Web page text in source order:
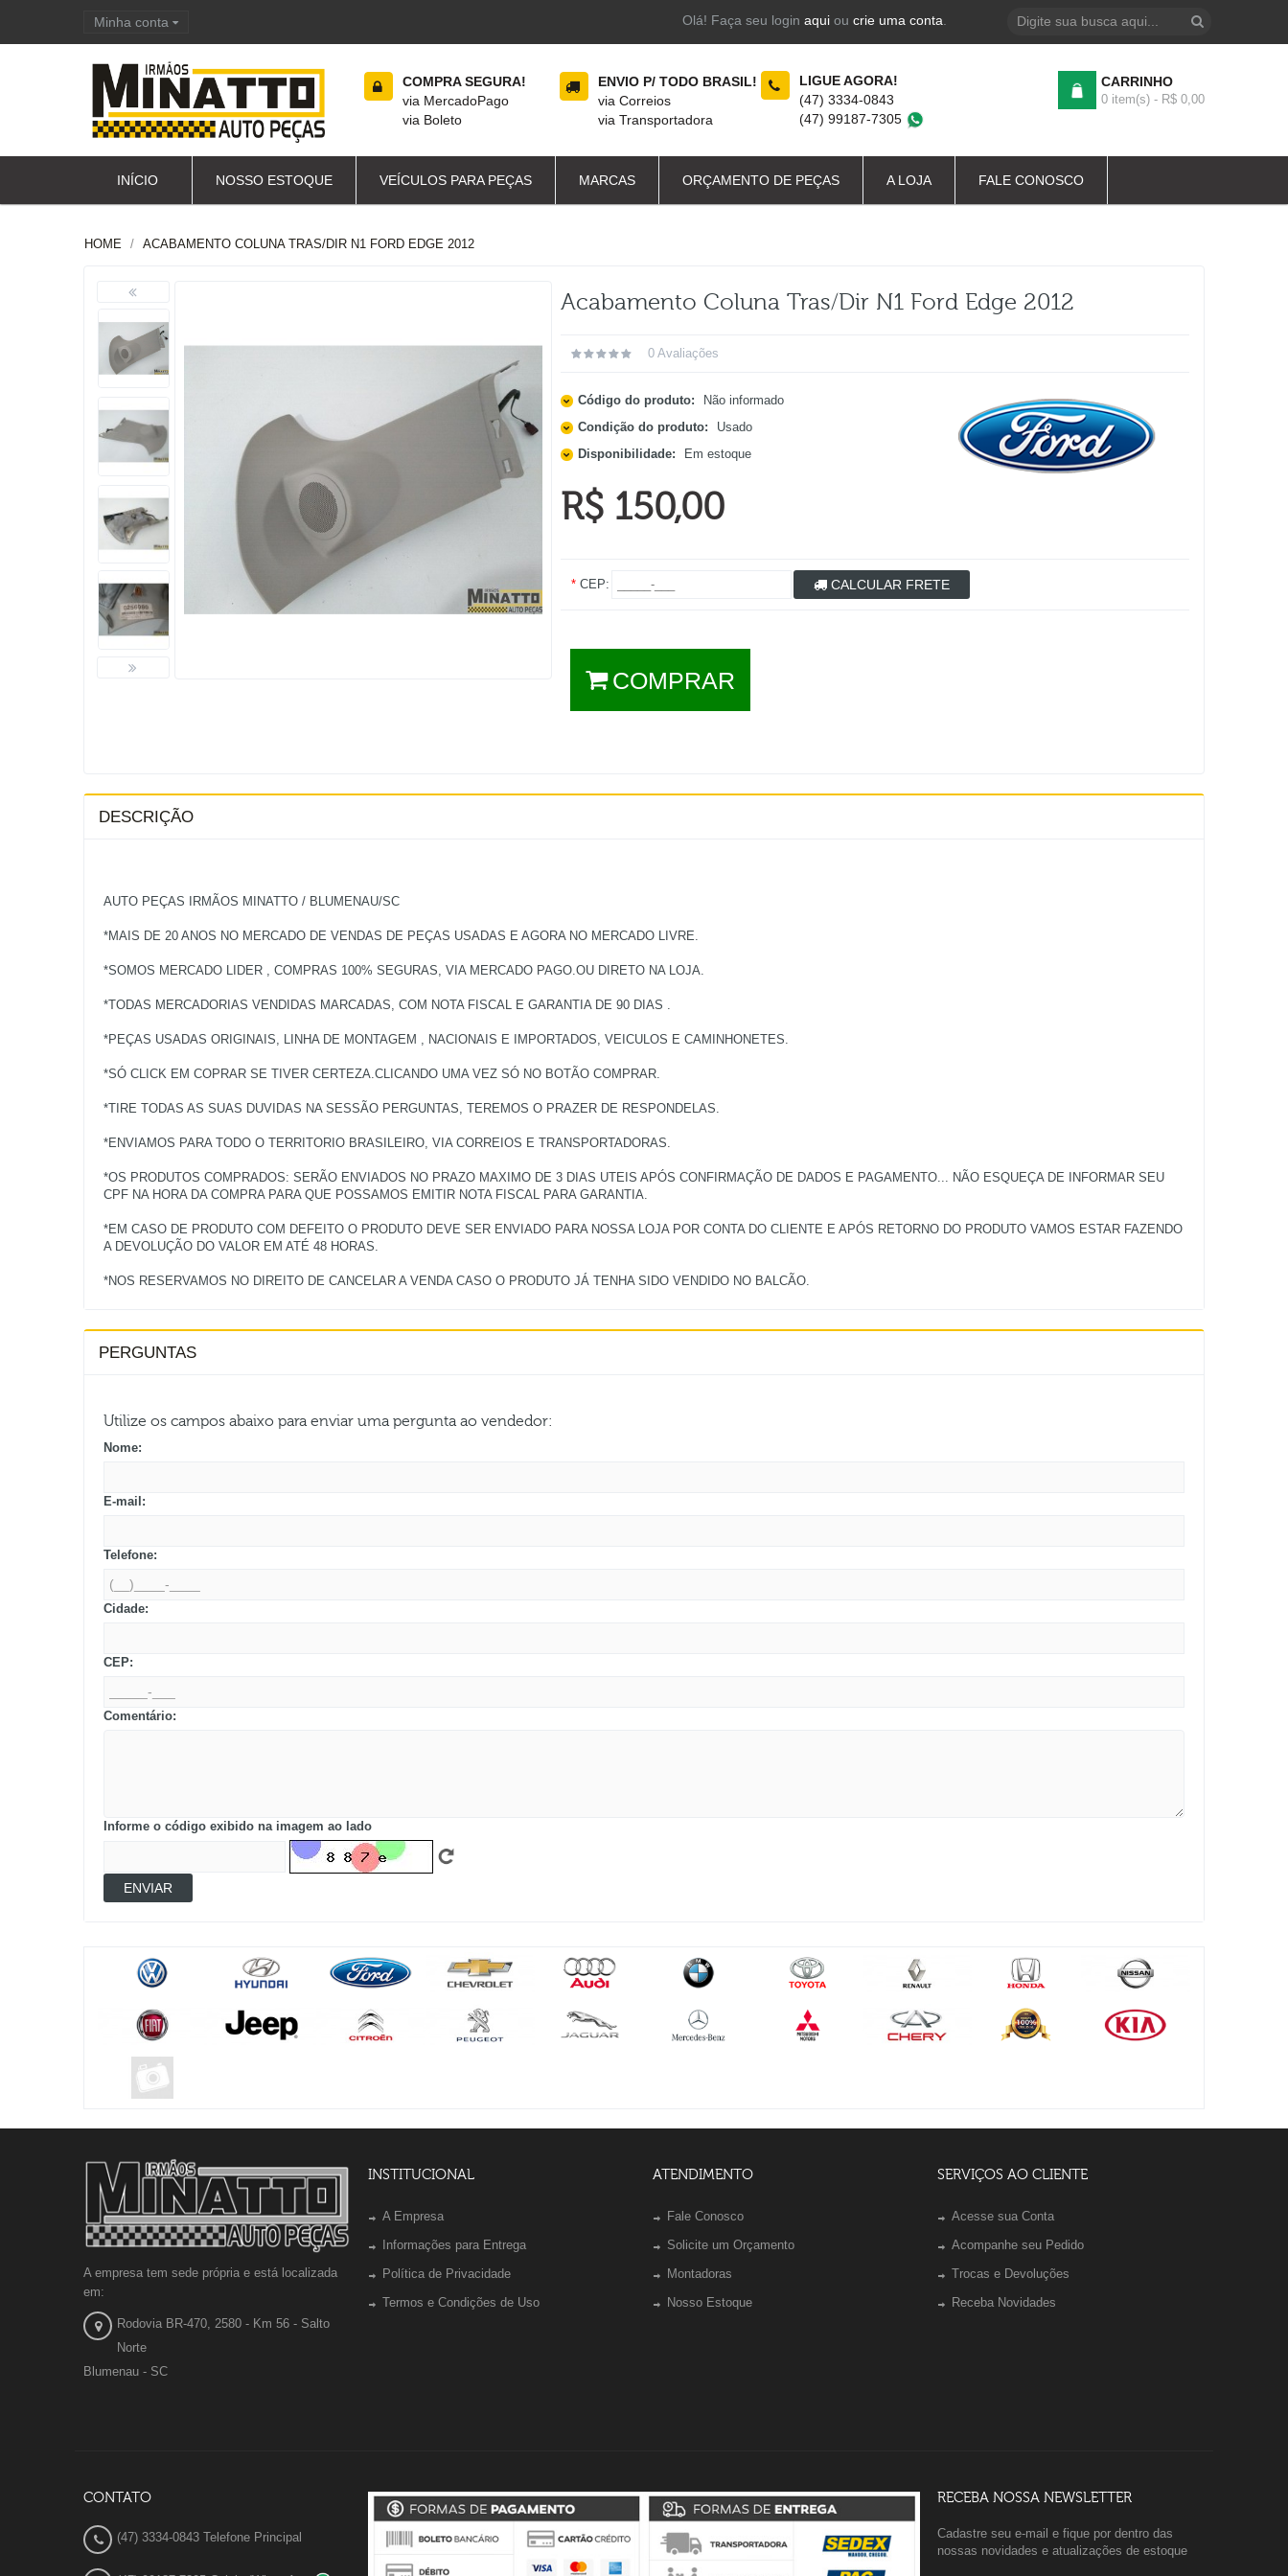
Minha conta Olá! Faça seu login aquiou crie uma conta
COMPRA SEGURA!
via MercadoPago
via Boleto
ENVIO P/ TODO BRASIL!
via Correios
via Transportadora
LIGUE AGORA!
(47) 3334-0843
(47) 99187-7305
CARRINHO
0 item(s) - R$ 0,00
INÍCIO NOSSO ESTOQUE VEÍCULOS PARA PEÇAS MARCAS ORÇAMENTO DE PEÇAS A LOJA FALE CONOSCO
HOME ACABAMENTO COLUNA TRAS/DIR N1 FORD EDGE 2012
Acabamento Coluna Tras/dir N1 Ford Edge 2012
0 Avaliações
Código do produto:
Não informado
Condição do produto:
Usado
Disponibilidade:
Em estoque
R$ 150,00
*CEP: CALCULAR FRETE
COMPRAR
DESCRIÇÃO
AUTO PEÇAS IRMÃOS MINATTO / BLUMENAU/SC
*MAIS DE 20 ANOS NO MERCADO DE VENDAS DE PEÇAS USADAS E AGORA NO MERCADO LIVRE.
*SOMOS MERCADO LIDER , COMPRAS 100% SEGURAS, VIA MERCADO PAGO.OU DIRETO NA LOJA.
*TODAS MERCADORIAS VENDIDAS MARCADAS, COM NOTA FISCAL E GARANTIA DE 90 DIAS .
*PEÇAS USADAS ORIGINAIS, LINHA DE MONTAGEM , NACIONAIS E IMPORTADOS, VEICULOS E CAMINHONETES.
*SÓ CLICK EM COPRAR SE TIVER CERTEZA.CLICANDO UMA VEZ SÓ NO BOTÃO COMPRAR.
*TIRE TODAS AS SUAS DUVIDAS NA SESSÃO PERGUNTAS, TEREMOS O PRAZER DE RESPONDELAS.
*ENVIAMOS PARA TODO O TERRITORIO BRASILEIRO, VIA CORREIOS E TRANSPORTADORAS.
*OS PRODUTOS COMPRADOS: SERÃO ENVIADOS NO PRAZO MAXIMO DE 3 DIAS UTEIS APÓS CONFIRMAÇÃO DE DADOS E PAGAMENTO... NÃO ESQUEÇA DE INFORMAR SEU
CPF NA HORA DA COMPRA PARA QUE POSSAMOS EMITIR NOTA FISCAL PARA GARANTIA.
*EM CASO DE PRODUTO COM DEFEITO O PRODUTO DEVE SER ENVIADO PARA NOSSA LOJA POR CONTA DO CLIENTE E APÓS RETORNO DO PRODUTO VAMOS ESTAR FAZENDO
A DEVOLUÇÃO DO VALOR EM ATÉ 48 HORAS.
PERGUNTAS
Utilize os campos abaixo para enviar uma pergunta ao vendedor:
Nome:
E-mail:
Telefone:
Cidade:
CEP:
Comentário:
Informe o código exibido na imagem ao lado
ENVIAR
A empresa tem sede própria e está localizada
em:
Rodovia BR-470, 2580 - Km 56 - Salto
Norte
Blumenau - SC
INSTITUCIONAL
A Empresa
Informações para Entrega
Política de Privacidade
Termos e Condições de Uso
ATENDIMENTO
Fale Conosco
Solicite um Orçamento
Montadoras
Nosso Estoque
SERVIÇOS AO CLIENTE
Acesse sua Conta
Acompanhe seu Pedido
Trocas e Devoluções
Receba Novidades
CONTATO
(47) 3334-0843 Telefone Principal
RECEBA NOSSA NEWSLETTER
Cadastre seu e-mail e fique por dentro das
nossas novidades e atualizações de estoque